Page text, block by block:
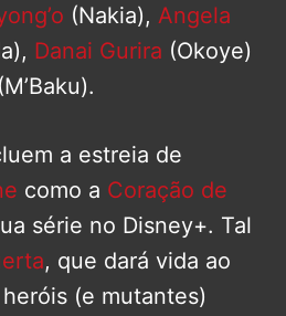
(Nakia), Angela
Danai Gurira (Okoye)
(M’Baku).
a estreia de
como a Coração de
série no Disney+. Tal
, que dará vida ao
(e mutantes)